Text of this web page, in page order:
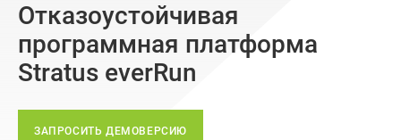
Отказоустойчивая
программная платформа
Stratus everRun
ЗАПРОСИТЬ ДЕМОВЕРСИЮ